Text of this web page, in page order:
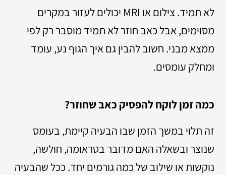
לא תמיד. צילום או MRI יכולים לעזור במקרים
מסוימים, אבל כאב חוזר לא תמיד מוסבר רק לפי
ממצא מבני. חשוב להבין גם איך הגוף נע, עומד
ומחלק עומסים.
כמה זמן לוקח להפסיק כאב שחוזר?
זה תלוי במשך הזמן שבו הבעיה קיימת, בעומס
שנוצר ובשאלה האם מדובר בטראומה, חולשה,
נוקשות או שילוב של כמה גורמים יחד. ככל שהבעיה